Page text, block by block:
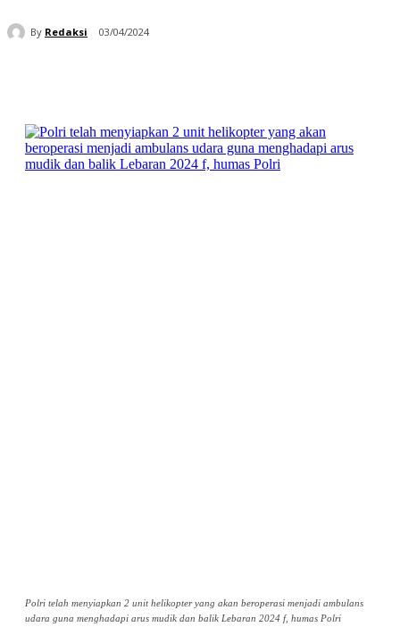
By Redaksi 03/04/2024
Polri telah menyiapkan 2 unit helikopter yang akan beroperasi menjadi ambulans
udara guna menghadapi arus mudik dan balik Lebaran 2024 f, humas Polri